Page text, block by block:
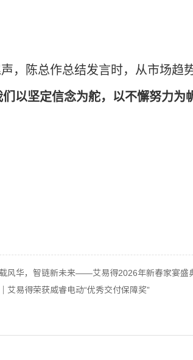
，陈总作总结发言时，从市场趋
以坚定信念为舵，以不懈努力为
风华，智链新未来——艾易得2026年新春家宴盛
艾易得荣获威睿电动“优秀交付保障奖”